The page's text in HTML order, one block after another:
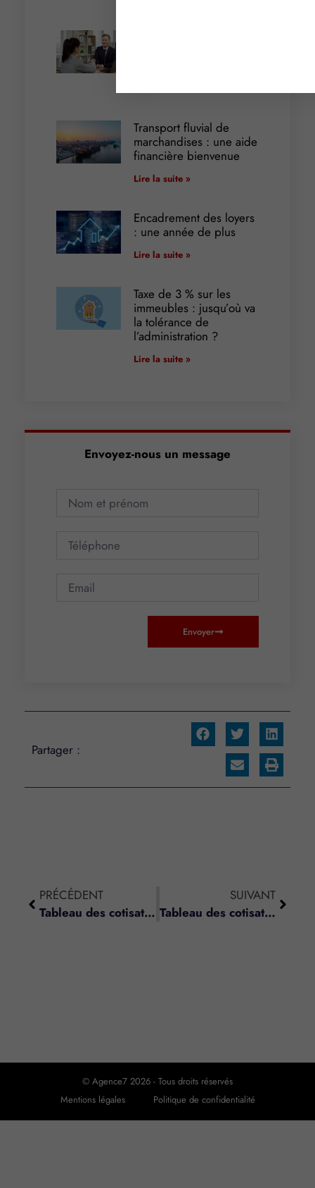
Transport fluvial de
marchandises : une aide
financière bienvenue
Lire la suite »
Encadrement des loyers
: une année de plus
Lire la suite »
Taxe de 3 % sur les
immeubles : jusqu’où va
la tolérance de
l’administration ?
Lire la suite »
Envoyez-nous un message
Envoyer
Partager :
PRÉCÉDENT
Tableau des cotisations sociales dues par les experts-comptables et comptables agréés – Année 2016 (2)
SUIVANT
Tableau des cotisations sociales dues par les notaires non-salariés – Année 2016
© Agence7 2026 - Tous droits réservés
Mentions légales
Politique de confidentialité